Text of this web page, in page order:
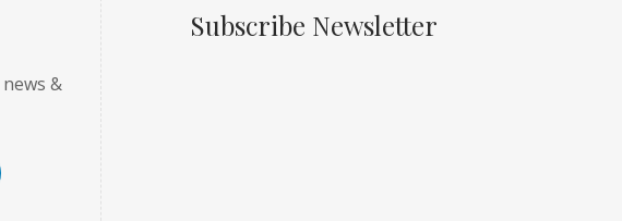
&
Subscribe Newsletter